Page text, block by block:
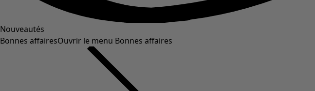
Nouveautés
Bonnes affairesOuvrir le menu Bonnes affaires